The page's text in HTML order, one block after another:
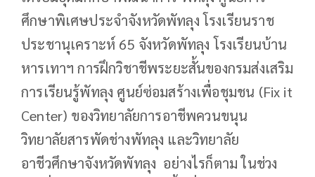
ศึกษาพิเศษประจำจังหวัดพัทลุง โรงเรียนราช
ประชานุเคราะห์ 65 จังหวัดพัทลุง โรงเรียนบ้าน
หารเทาฯ การฝึกวิชาชีพระยะสั้นของกรมส่งเสริม
การเรียนรู้พัทลุง ศูนย์ซ่อมสร้างเพื่อชุมชน (Fix it
Center) ของวิทยาลัยการอาชีพควนขนุน
วิทยาลัยสารพัดช่างพัทลุง และวิทยาลัย
อาชีวศึกษาจังหวัดพัทลุง อย่างไรก็ตาม ในช่วง